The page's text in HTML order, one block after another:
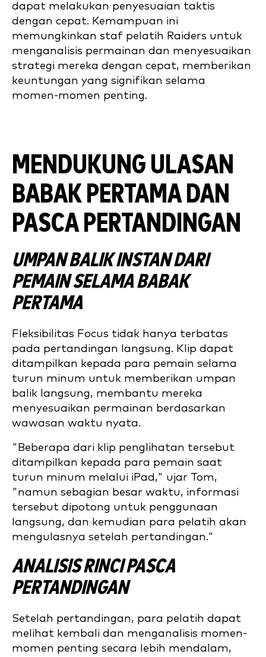
dapat melakukan penyesuaian taktis
dengan cepat. Kemampuan ini
memungkinkan staf pelatih Raiders untuk
menganalisis permainan dan menyesuaikan
strategi mereka dengan cepat, memberikan
keuntungan yang signifikan selama
momen-momen penting.
MENDUKUNG ULASAN
BABAK PERTAMA DAN
PASCA PERTANDINGAN
UMPAN BALIK INSTAN DARI
PEMAIN SELAMA BABAK
PERTAMA
Fleksibilitas Focus tidak hanya terbatas
pada pertandingan langsung. Klip dapat
ditampilkan kepada para pemain selama
turun minum untuk memberikan umpan
balik langsung, membantu mereka
menyesuaikan permainan berdasarkan
wawasan waktu nyata.
"Beberapa dari klip penglihatan tersebut
ditampilkan kepada para pemain saat
turun minum melalui iPad," ujar Tom,
"namun sebagian besar waktu, informasi
tersebut dipotong untuk penggunaan
langsung, dan kemudian para pelatih akan
mengulasnya setelah pertandingan."
ANALISIS RINCI PASCA
PERTANDINGAN
Setelah pertandingan, para pelatih dapat
melihat kembali dan menganalisis momen-
momen penting secara lebih mendalam,